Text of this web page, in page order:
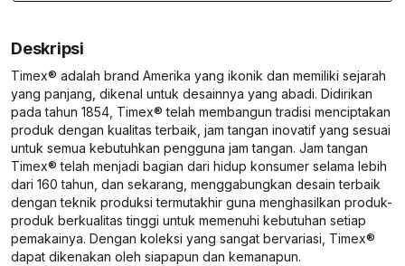
Deskripsi
Timex® adalah brand Amerika yang ikonik dan memiliki sejarah
yang panjang, dikenal untuk desainnya yang abadi. Didirikan
pada tahun 1854, Timex® telah membangun tradisi menciptakan
produk dengan kualitas terbaik, jam tangan inovatif yang sesuai
untuk semua kebutuhkan pengguna jam tangan. Jam tangan
Timex® telah menjadi bagian dari hidup konsumer selama lebih
dari 160 tahun, dan sekarang, menggabungkan desain terbaik
dengan teknik produksi termutakhir guna menghasilkan produk-
produk berkualitas tinggi untuk memenuhi kebutuhan setiap
pemakainya. Dengan koleksi yang sangat bervariasi, Timex®
dapat dikenakan oleh siapapun dan kemanapun.